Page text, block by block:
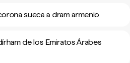
sueca a dram armenio
de los Emiratos Árabes